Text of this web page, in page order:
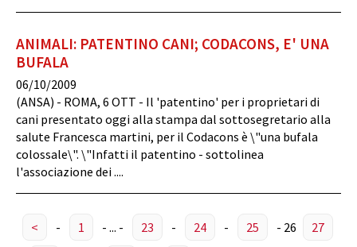
ANIMALI: PATENTINO CANI; CODACONS, E' UNA
BUFALA
06/10/2009
(ANSA) - ROMA, 6 OTT - Il 'patentino' per i proprietari di
cani presentato oggi alla stampa dal sottosegretario alla
salute Francesca martini, per il Codacons è \"una bufala
colossale\". \"Infatti il patentino - sottolinea
l'associazione dei ....
< - 1 - ... - 23 - 24 - 25 - 26
27